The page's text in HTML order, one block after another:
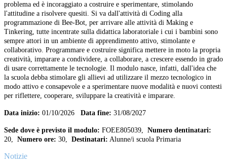
problema ed è incoraggiato a costruire e sperimentare, stimolando
l'attitudine a risolvere quesiti. Si va dall'attività di Coding alla
programmazione di Bee-Bot, per arrivare alle attività di Making e
Tinkering, tutte incentrate sulla didattica laboratoriale i cui i bambini sono
sempre attori in un ambiente di apprendimento attivo, stimolante e
collaborativo. Programmare e costruire significa mettere in moto la propria
creatività, imparare a condividere, a collaborare, a crescere essendo in grado
di usare correttamente le tecnologie. Il modulo nasce, infatti, dall'idea che
la scuola debba stimolare gli allievi ad utilizzare il mezzo tecnologico in
modo attivo e consapevole e a sperimentare nuove modalità e nuovi contesti
per riflettere, cooperare, sviluppare la creatività e imparare.
Data inizio: 01/10/2026 Data fine: 31/08/2027
Sede dove è previsto il modulo: FOEE805039, Numero dentinatari:
20, Numero ore: 30, Destinatari: Alunne/i scuola Primaria
Notizie